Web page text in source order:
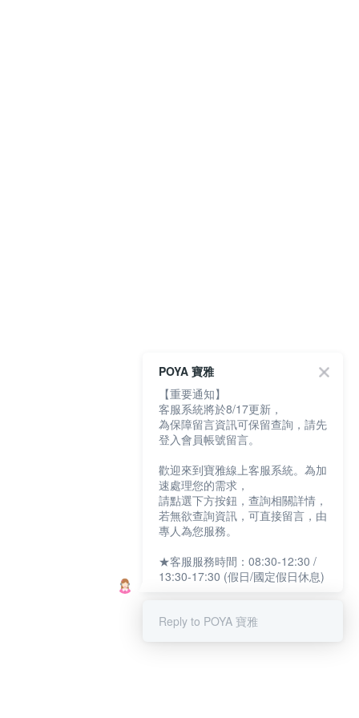
POYA 寶雅
【重要通知】
客服系統將於8/17更新，
為保障留言資訊可保留查詢，請先
登入會員帳號留言。
歡迎來到寶雅線上客服系統。為加
速處理您的需求，
請點選下方按鈕，查詢相關詳情，
若無欲查詢資訊，可直接留言，由
專人為您服務。
★客服服務時間：08:30-12:30 /
13:30-17:30 (假日/國定假日休息)
Reply to POYA 寶雅